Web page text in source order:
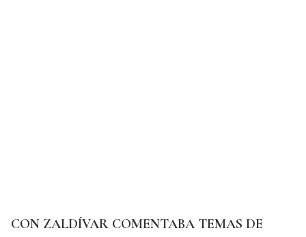
CON ZALDÍVAR COMENTABA TEMAS DE